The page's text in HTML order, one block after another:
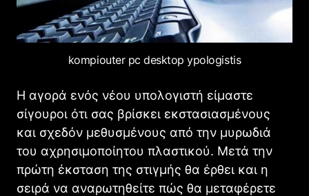
kompiouter pc desktop ypologistis
Η αγορά ενός νέου υπολογιστή είμαστε
σίγουροι ότι σας βρίσκει εκστασιασμένους
και σχεδόν μεθυσμένους από την μυρωδιά
του αχρησιμοποίητου πλαστικού. Μετά την
πρώτη έκσταση της στιγμής θα έρθει και η
σειρά να αναρωτηθείτε πώς θα μεταφέρετε